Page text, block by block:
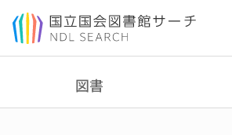
本文へ移動
図書